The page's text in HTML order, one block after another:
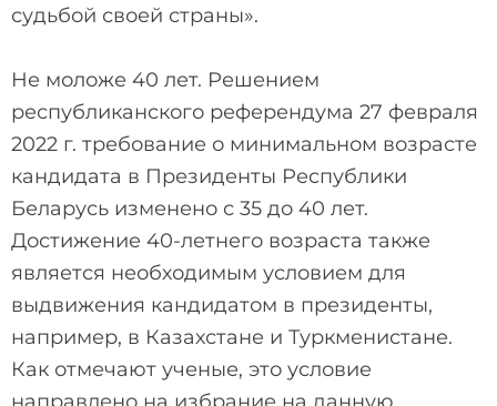
судьбой своей страны».
Не моложе 40 лет. Решением
республиканского референдума 27 февраля
2022 г. требование о минимальном возрасте
кандидата в Президенты Республики
Беларусь изменено с 35 до 40 лет.
Достижение 40-летнего возраста также
является необходимым условием для
выдвижения кандидатом в президенты,
например, в Казахстане и Туркменистане.
Как отмечают ученые, это условие